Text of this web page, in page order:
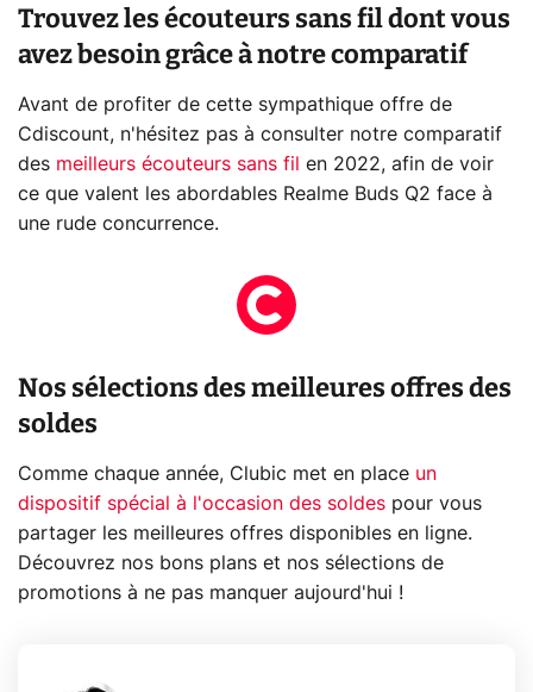
Trouvez les écouteurs sans fil dont vous
avez besoin grâce à notre comparatif
Avant de profiter de cette sympathique offre de
Cdiscount, n'hésitez pas à consulter notre comparatif
des meilleurs écouteurs sans fil en 2022, afin de voir
ce que valent les abordables Realme Buds Q2 face à
une rude concurrence.
Nos sélections des meilleures offres des
soldes
Comme chaque année, Clubic met en place un
dispositif spécial à l'occasion des soldes pour vous
partager les meilleures offres disponibles en ligne.
Découvrez nos bons plans et nos sélections de
promotions à ne pas manquer aujourd'hui !